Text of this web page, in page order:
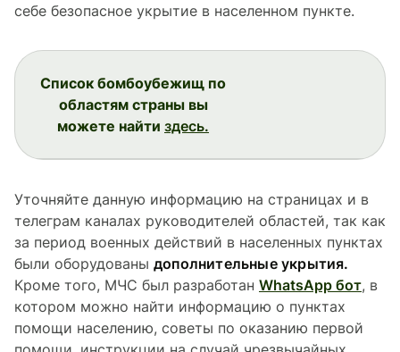
себе безопасное укрытие в населенном пункте.
Список бомбоубежищ по
областям страны вы
можете найти здесь.
Уточняйте данную информацию на страницах и в
телеграм каналах руководителей областей, так как
за период военных действий в населенных пунктах
были оборудованы дополнительные укрытия.
Кроме того, МЧС был разработан WhatsApp бот, в
котором можно найти информацию о пунктах
помощи населению, советы по оказанию первой